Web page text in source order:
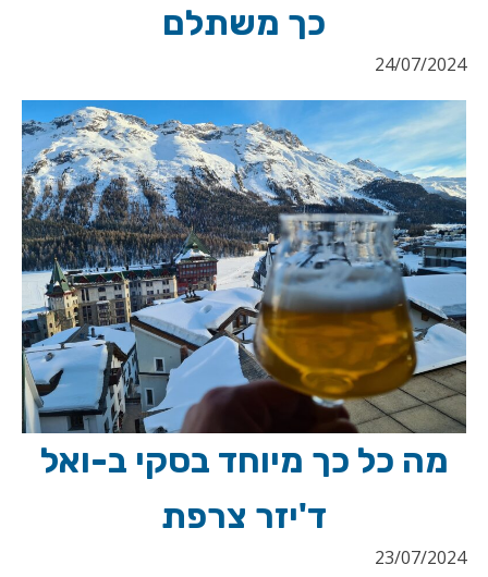
כך משתלם
24/07/2024
מה כל כך מיוחד בסקי ב-ואל
ד'יזר צרפת
23/07/2024